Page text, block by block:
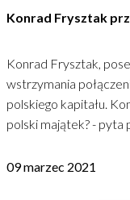
Konrad Frysztak
Konrad Frysztak,
wstrzymania
polskiego kapitału.
polski majątek? - pyta
09 marzec 2021